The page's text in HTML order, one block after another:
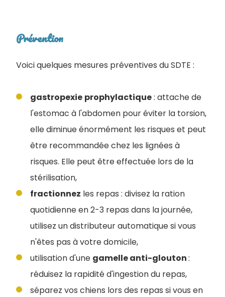
Prévention
Voici quelques mesures préventives du SDTE :
gastropexie prophylactique: attache de
l'estomac à l'abdomen pour éviter la torsion,
elle diminue énormément les risques et peut
être recommandée chez les lignées à
risques. Elle peut être effectuée lors de la
stérilisation,
fractionnez les repas : divisez la ration
quotidienne en 2-3 repas dans la journée,
utilisez un distributeur automatique si vous
n'êtes pas à votre domicile,
utilisation d'une gamelle anti-glouton:
réduisez la rapidité d'ingestion du repas,
séparez vos chiens lors des repas si vous en